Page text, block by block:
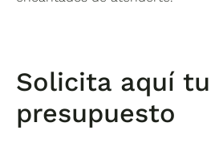
Solicita aquí tu
presupuesto